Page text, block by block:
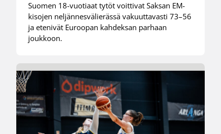
Suomen 18-vuotiaat tytöt voittivat Saksan EM-
kisojen neljännesvälierässä vakuuttavasti 73–56
ja etenivät Euroopan kahdeksan parhaan
joukkoon.